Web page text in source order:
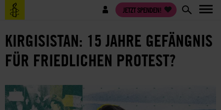
Direkt
zum
Benutzermenü JETZT SPENDEN!
KIRGISISTAN: 15 JAHRE GEFÄNGNIS
FÜR FRIEDLICHEN PROTEST?